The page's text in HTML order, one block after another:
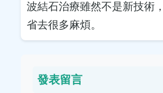
波結石治療雖然不是新技術
省去很多麻煩。
發表留言